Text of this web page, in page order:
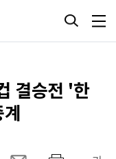
결승전 '한